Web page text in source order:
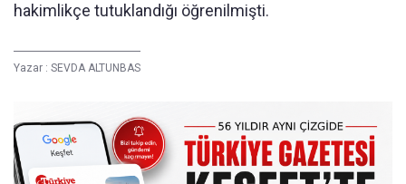
hakimlikçe tutuklandığı öğrenilmişti.
Yazar : SEVDA ALTUNBAS